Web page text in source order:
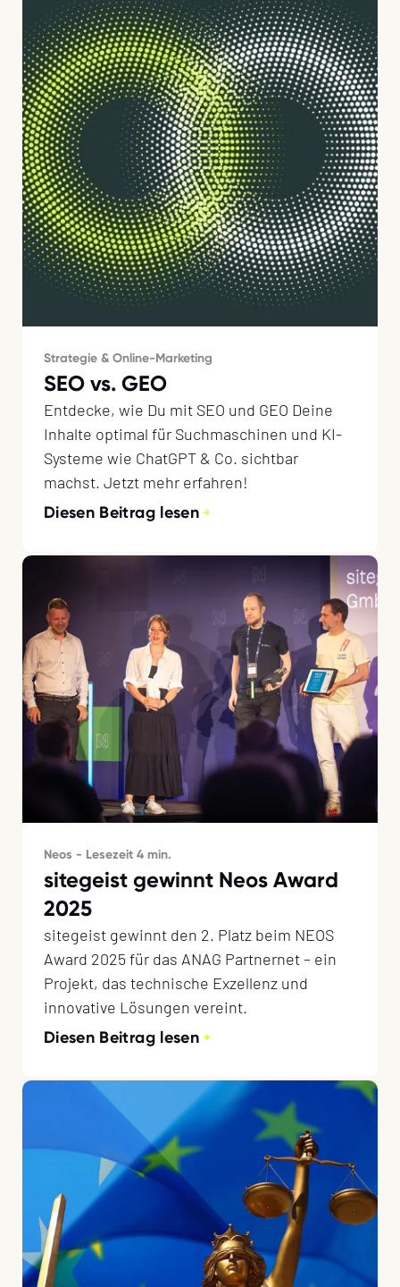
Strategie & Online-Marketing
SEO vs. GEO
Entdecke, wie Du mit SEO und GEO Deine
Inhalte optimal für Suchmaschinen und KI-
Systeme wie ChatGPT & Co. sichtbar
machst. Jetzt mehr erfahren!
Diesen Beitrag lesen
Neos - Lesezeit 4 min.
sitegeist gewinnt Neos Award
2025
sitegeist gewinnt den 2. Platz beim NEOS
Award 2025 für das ANAG Partnernet – ein
Projekt, das technische Exzellenz und
innovative Lösungen vereint.
Diesen Beitrag lesen